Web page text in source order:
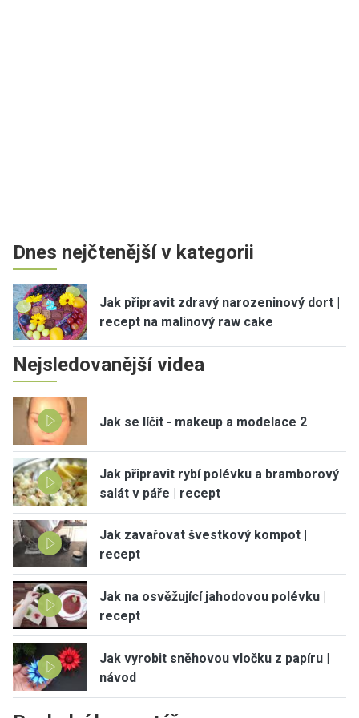
Dnes nejčtenější v kategorii
Jak připravit zdravý narozeninový dort |
recept na malinový raw cake
Nejsledovanější videa
Jak se líčit - makeup a modelace 2
Jak připravit rybí polévku a bramborový
salát v páře | recept
Jak zavařovat švestkový kompot |
recept
Jak na osvěžující jahodovou polévku |
recept
Jak vyrobit sněhovou vločku z papíru |
návod